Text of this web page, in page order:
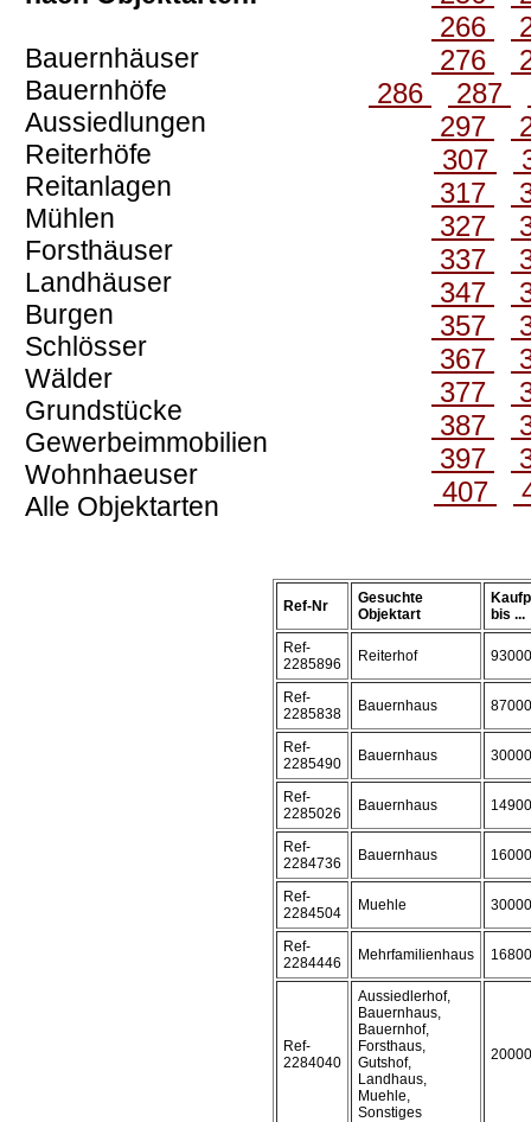
Bauernhäuser
Bauernhöfe
Aussiedlungen
Reiterhöfe
Reitanlagen
Mühlen
Forsthäuser
Landhäuser
Burgen
Schlösser
Wälder
Grundstücke
Gewerbeimmobilien
Wohnhaeuser
Alle Objektarten
266
276
286
287
297
307
317
327
337
347
357
367
377
387
397
407
Ref-Nr
Gesuchte
Objektart
bis ...
Ref-
2285896
Reiterhof
Ref-
2285838
Bauernhaus 87000
Ref-
2285490
Bauernhaus 30000
Ref-
2285026
Bauernhaus
Ref-
2284736
Bauernhaus
Ref-
2284504
Muehle 30000
Ref-
2284446
Mehrfamilienhaus
Ref-
2284040
Aussiedlerhof,
Bauernhaus,
Bauernhof,
Forsthaus,
Gutshof,
Landhaus,
Muehle,
Sonstiges